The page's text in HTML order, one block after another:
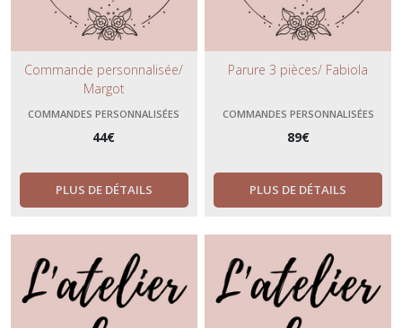
Commande personnalisée/
Margot
COMMANDES PERSONNALISÉES
44€
PLUS DE DÉTAILS
Parure 3 pièces/ Fabiola
COMMANDES PERSONNALISÉES
89€
PLUS DE DÉTAILS